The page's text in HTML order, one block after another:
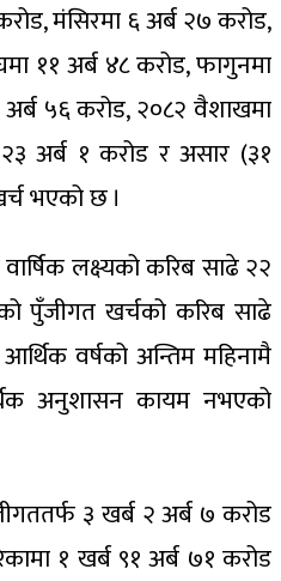
मंसिरमा ६ अर्ब २७ करोड,
११ अर्ब ४८ करोड, फागुनमा
५६ करोड, २०८२ वैशाखमा
अर्ब १ करोड र असार (३१
भएको छ ।
लक्ष्यको करिब साढे २२
पुँजीगत खर्चको करिब साढे
वर्षको अन्तिम महिनामै
अनुशासन कायम नभएको
३ खर्ब २ अर्ब ७ करोड
१ खर्ब ९१ अर्ब ७१ करोड